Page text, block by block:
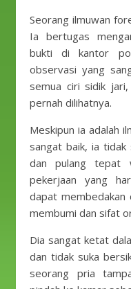
Seorang ilmuwan
Ia bertugas
bukti di kantor
observasi yang
semua ciri sidik
pernah dilihatnya.
Meskipun ia adalah
sangat baik, ia tidak
dan pulang tepat
pekerjaan yang
dapat
membumi dan sifat
Dia sangat ketat
dan tidak suka
seorang pria